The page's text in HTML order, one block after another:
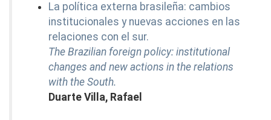
La política externa brasileña: cambios
institucionales y nuevas acciones en las
relaciones con el sur.
The Brazilian foreign policy: institutional
changes and new actions in the relations
with the South.
Duarte Villa, Rafael